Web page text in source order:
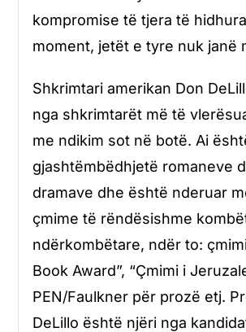
kompromise të tjera të
moment, jetët e tyre nuk janë
Shkrimtari amerikan Don
nga shkrimtarët më të
me ndikim sot në botë. Ai
gjashtëmbëdhjetë romaneve
dramave dhe është nderuar
çmime të rëndësishme
ndërkombëtare, ndër to:
Book Award”, “Çmimi i
PEN/Faulkner për prozë etj.
DeLillo është njëri nga